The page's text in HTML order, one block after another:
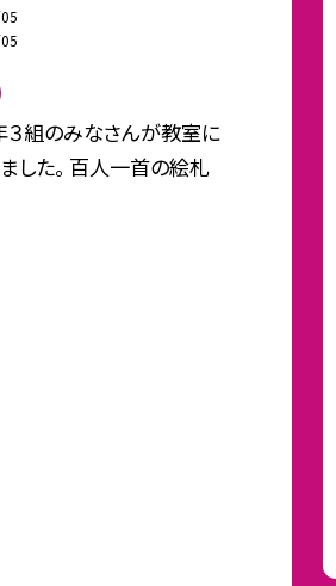
３組のみなさんが教室に
した。 百人一首の絵札